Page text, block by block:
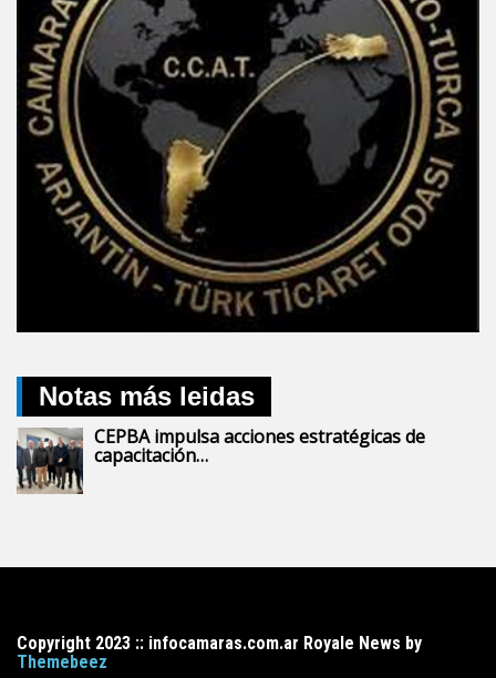
Notas más leidas
CEPBA impulsa acciones estratégicas de
capacitación…
Copyright 2023 :: infocamaras.com.ar Royale News by
Themebeez